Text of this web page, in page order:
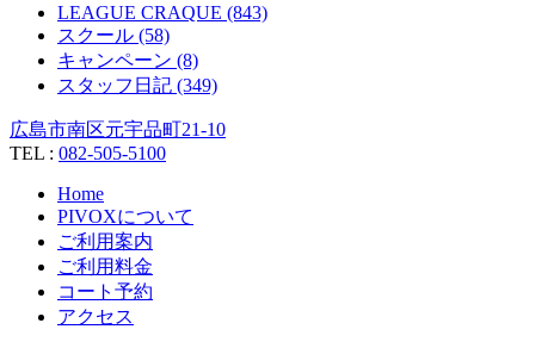
LEAGUE CRAQUE (843)
スクール (58)
キャンペーン (8)
スタッフ日記 (349)
広島市南区元宇品町21-10
TEL : 082-505-5100
Home
PIVOXについて
ご利用案内
ご利用料金
コート予約
アクセス